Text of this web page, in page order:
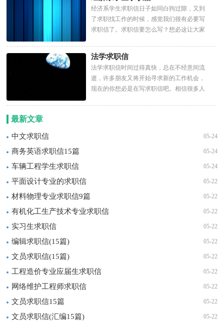
经济系学生求职信日子如同白驹过隙，又到
了求职找工作的时候，感觉我们很有必要写
求职信了。求职信要怎么写？想必这让大家
法学求职信
法学求职信时间过得真快，总在不经意间流
逝，许多朋友又将开始寻求新的工作机会，
现在的你想必是在写求职信吧。相信很多人
最新文章
05-24
中文求职信
05-24
商务英语求职信15篇
05-24
车辆工程学生求职信
05-22
平面设计专业的求职信
05-22
材料物理专业求职信9篇
05-22
有机化工生产技术专业求职信
05-22
实习生求职信
05-22
编辑求职信(15篇)
05-22
文员求职信(15篇)
05-22
工程造价专业应届生求职信
05-22
网络维护工程师求职信
05-22
文员求职信15篇
05-22
文员求职信(汇编15篇)